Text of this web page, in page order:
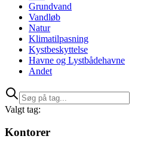
Grundvand
Vandløb
Natur
Klimatilpasning
Kystbeskyttelse
Havne og Lystbådehavne
Andet
Valgt tag:
Kontorer